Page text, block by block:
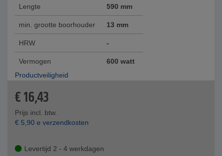
Lengte 590 mm
min. grootte boorhouder 13 mm
HRW -
Vermogen
600 watt
Productveiligheid
€16,43
Prijs incl. btw.
€ 5,90 e verzendkosten
Levertijd 2 - 4 werkdagen